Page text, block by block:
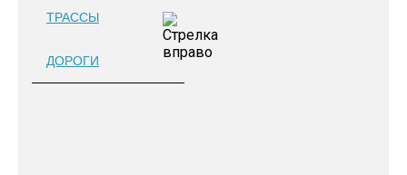
ТРАССЫ
ДОРОГИ